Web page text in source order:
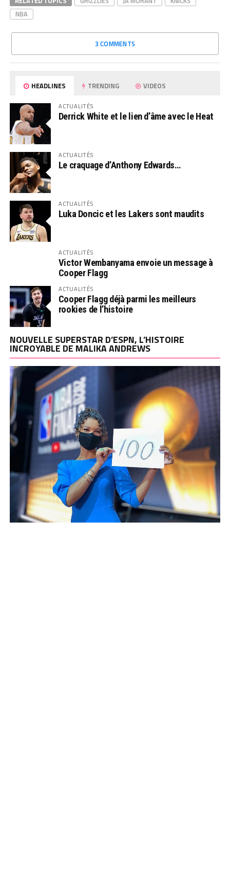
NBA
3 COMMENTS
HEADLINES TRENDING VIDEOS
ACTUALITÉS
Derrick White et le lien d’âme avec le Heat
ACTUALITÉS
Le craquage d’Anthony Edwards…
ACTUALITÉS
Luka Doncic et les Lakers sont maudits
ACTUALITÉS
Victor Wembanyama envoie un message à
Cooper Flagg
ACTUALITÉS
Cooper Flagg déjà parmi les meilleurs
rookies de l’histoire
NOUVELLE SUPERSTAR D’ESPN, L’HISTOIRE
INCROYABLE DE MALIKA ANDREWS